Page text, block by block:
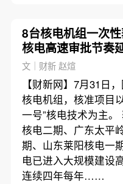
8台核电机组一次
核电高速审批节奏
文｜财新 赵煊
【财新网】7月31日
核电机组，核准项目
一号”核电技术为主
核电二期、广东太平
期、山东莱阳核电一
电已进入大规模建设
连续四年每年……